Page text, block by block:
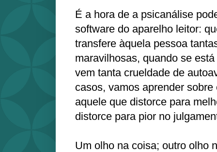
É a hora de a psicanálise
software do aparelho leitor:
transfere àquela pessoa
maravilhosas, quando se
vem tanta crueldade de
casos, vamos aprender
aquele que distorce para
distorce para pior no
Um olho na coisa; outro olho